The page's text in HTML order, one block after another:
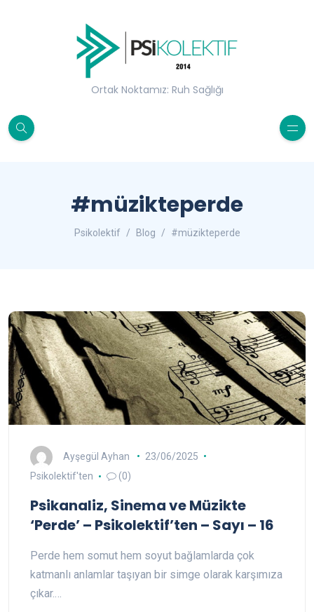
Ortak Noktamız: Ruh Sağlığı
#müzikteperde
Psikolektif Blog #müzikteperde
Ayşegül Ayhan
23/06/2025
Psikolektif'ten
(0)
Psikanaliz, Sinema ve Müzikte
‘Perde’ – Psikolektif’ten – Sayı – 16
Perde hem somut hem soyut bağlamlarda çok
katmanlı anlamlar taşıyan bir simge olarak karşımıza
çıkar.…